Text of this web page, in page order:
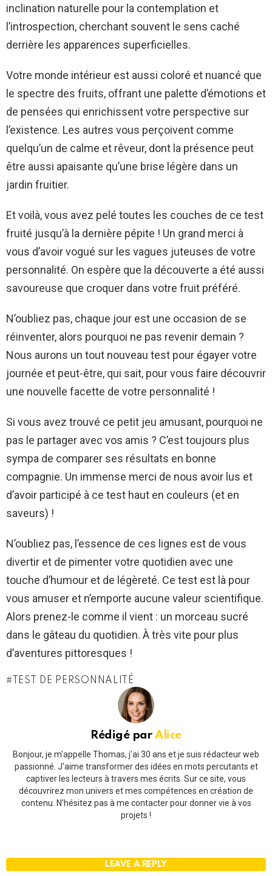
inclination naturelle pour la contemplation et
l’introspection, cherchant souvent le sens caché
derrière les apparences superficielles.
Votre monde intérieur est aussi coloré et nuancé que
le spectre des fruits, offrant une palette d’émotions et
de pensées qui enrichissent votre perspective sur
l’existence. Les autres vous perçoivent comme
quelqu’un de calme et rêveur, dont la présence peut
être aussi apaisante qu’une brise légère dans un
jardin fruitier.
Et voilà, vous avez pelé toutes les couches de ce test
fruité jusqu’à la dernière pépite ! Un grand merci à
vous d’avoir vogué sur les vagues juteuses de votre
personnalité. On espère que la découverte a été aussi
savoureuse que croquer dans votre fruit préféré.
N’oubliez pas, chaque jour est une occasion de se
réinventer, alors pourquoi ne pas revenir demain ?
Nous aurons un tout nouveau test pour égayer votre
journée et peut-être, qui sait, pour vous faire découvrir
une nouvelle facette de votre personnalité !
Si vous avez trouvé ce petit jeu amusant, pourquoi ne
pas le partager avec vos amis ? C’est toujours plus
sympa de comparer ses résultats en bonne
compagnie. Un immense merci de nous avoir lus et
d’avoir participé à ce test haut en couleurs (et en
saveurs) !
N’oubliez pas, l’essence de ces lignes est de vous
divertir et de pimenter votre quotidien avec une
touche d’humour et de légèreté. Ce test est là pour
vous amuser et n’emporte aucune valeur scientifique.
Alors prenez-le comme il vient : un morceau sucré
dans le gâteau du quotidien. À très vite pour plus
d’aventures pittoresques !
TEST DE PERSONNALITÉ
Rédigé parAlice
Bonjour, je m'appelle Thomas, j'ai 30 ans et je suis rédacteur web
passionné. J'aime transformer des idées en mots percutants et
captiver les lecteurs à travers mes écrits. Sur ce site, vous
découvrirez mon univers et mes compétences en création de
contenu. N'hésitez pas à me contacter pour donner vie à vos
projets !
LEAVE A REPLY